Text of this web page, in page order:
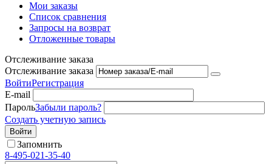
Мои заказы
Список сравнения
Запросы на возврат
Отложенные товары
Отслеживание заказа
Отслеживание заказа
ВойтиРегистрация
E-mail
ПарольЗабыли пароль?
Создать учетную запись
Войти
Запомнить
8-495-021-35-40